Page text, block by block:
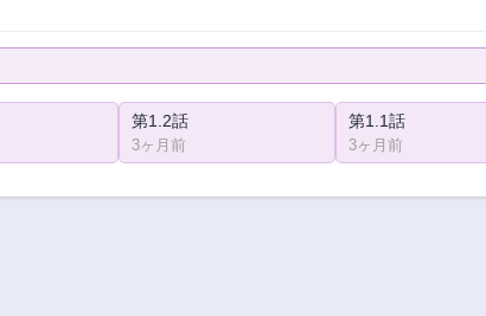
第1.2話
3ヶ月前
第1.1話
3ヶ月前